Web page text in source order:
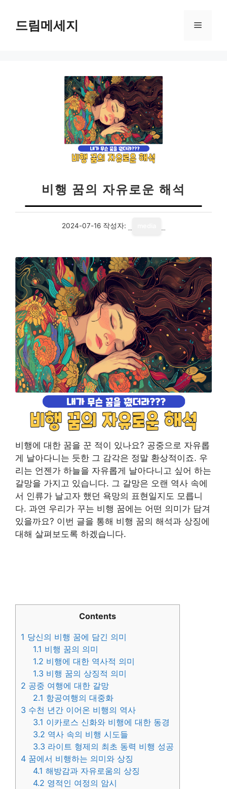
드림메세지 메
비행 꿈의 자유로운 해석
2024-07-16 작성자:
비행에 대한 꿈을 꾼 적이 있나요? 공중으로 자유롭
게 날아다니는 듯한 그 감각은 정말 환상적이죠. 우
리는 언젠가 하늘을 자유롭게 날아다니고 싶어 하는
갈망을 가지고 있습니다. 그 갈망은 오랜 역사 속에
서 인류가 날고자 했던 욕망의 표현일지도 모릅니
다. 과연 우리가 꾸는 비행 꿈에는 어떤 의미가 담겨
있을까요? 이번 글을 통해 비행 꿈의 해석과 상징에
대해 살펴보도록 하겠습니다.
Contents
1 당신의 비행 꿈에 담긴 의미
1.1 비행 꿈의 의미
1.2 비행에 대한 역사적 의미
1.3 비행 꿈의 상징적 의미
2 공중 여행에 대한 갈망
2.1 항공여행의 대중화
3 수천 년간 이어온 비행의 역사
3.1 이카로스 신화와 비행에 대한 동경
3.2 역사 속의 비행 시도들
3.3 라이트 형제의 최초 동력 비행 성공
4 꿈에서 비행하는 의미와 상징
4.1 해방감과 자유로움의 상징
4.2 영적인 여정의 암시